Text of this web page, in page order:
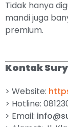
Tidak hanya
mandi juga
premium.
Kontak
> Website:
> Hotline:
> Email: